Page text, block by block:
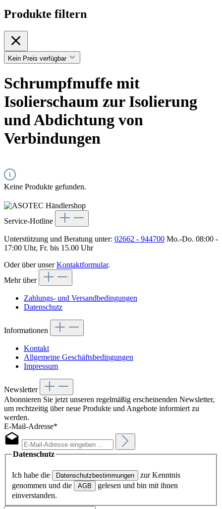
Produkte filtern
Kein Preis verfügbar
Schrumpfmuffe mit
Isolierschaum zur Isolierung
und Abdichtung von
Verbindungen
Keine Produkte gefunden.
Service-Hotline
Unterstützung und Beratung unter: 02662 - 944700 Mo.-Do. 08:00 -
17:00 Uhr, Fr. bis 15.00 Uhr
Oder über unserKontaktformular.
Mehr über
Zahlungs- und Versandbedingungen
Datenschutz
Informationen
Kontakt
Allgemeine Geschäftsbedingungen
Impressum
Newsletter
Abonnieren Sie jetzt unseren regelmäßig erscheinenden Newsletter,
um rechtzeitig über neue Produkte und Angebote informiert zu
werden.
E-Mail-Adresse*
Datenschutz
Ich habe die Datenschutzbestimmungen
zur Kenntnis
genommen und die
AGB
gelesen und bin mit ihnen
einverstanden.